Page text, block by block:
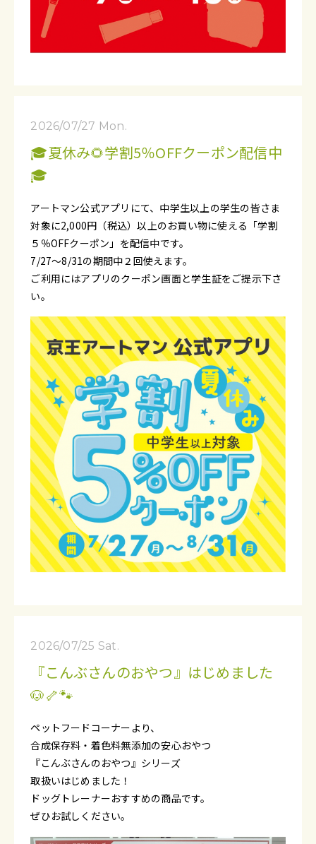
2026/07/27 Mon.
🎓夏休み🌻学割5％OFFクーポン配信中
🎓
アートマン公式アプリにて、中学生以上の学生の皆さま
対象に2,000円（税込）以上のお買い物に使える「学割
５％OFFクーポン」を配信中です。
7/27～8/31の期間中２回使えます。
ご利用にはアプリのクーポン画面と学生証をご提示下さ
い。
2026/07/25 Sat.
『こんぶさんのおやつ』はじめました
🐶🦴🐾
ペットフードコーナーより、
合成保存料・着色料無添加の安心おやつ
『こんぶさんのおやつ』シリーズ
取扱いはじめました！
ドッグトレーナーおすすめの商品です。
ぜひお試しください。